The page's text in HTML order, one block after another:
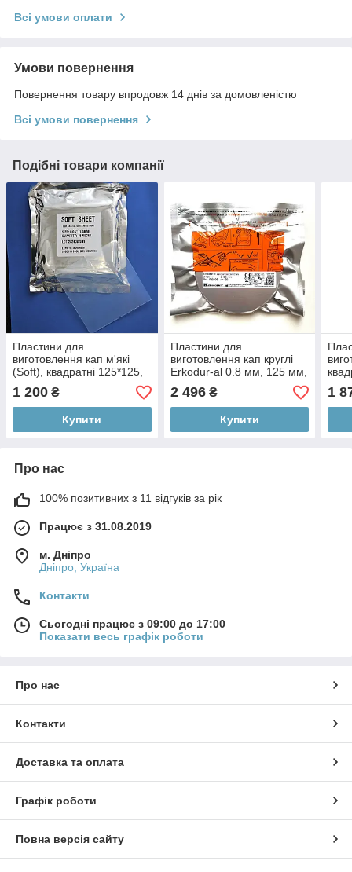
Всі умови оплати
Умови повернення
Повернення товару впродовж 14 днів за домовленістю
Всі умови повернення
Подібні товари компанії
Пластини для
виготовлення кап м'які
(Soft), квадратні 125*125,
2.0 мм, 10 шт
1 200 ₴
Купити
Пластини для
виготовлення кап круглі
Erkodur-al 0.8 мм, 125 мм,
20 шт
2 496₴
Купити
20
1
Про нас
100% позитивних з 11 відгуків за рік
Працює з 31.08.2019
м. Дніпро
Дніпро, Україна
Контакти
Сьогодні працює з 09:00 до 17:00
Показати весь графік роботи
Про нас
Контакти
Доставка та оплата
Графік роботи
Повна версія сайту